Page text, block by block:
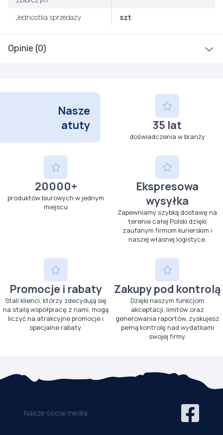
Opinie (0)
Jednostka sprzedaży
szt
Nasze
atuty
35 lat
doświadczenia w branży
20000+
produktów biurowych w jednym
miejscu
Ekspresowa
wysyłka
Zapewniamy szybką dostawę na
terenie całej Polski dzięki
zaufanym firmom kurierskim i
naszej własnej logistyce.
Promocje i rabaty
Stali klienci, którzy zdecydują się
na stałą współpracę z nami, mogą
liczyć na atrakcyjne promocje i
specjalne rabaty.
Zakupy pod kontrolą
Dzięki naszym funkcjom
akceptacji, limitów oraz
generowania raportów, zyskujesz
pełną kontrolę nad wydatkami
swojej firmy.
Nasze social media: